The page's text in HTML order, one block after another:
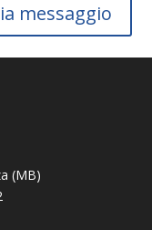
messaggio
(MB)